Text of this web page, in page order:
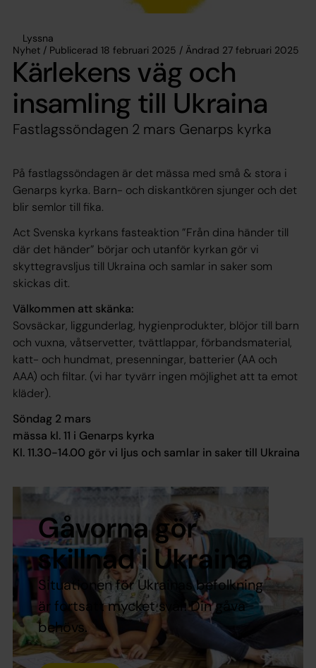
Lyssna
Nyhet / Publicerad 18 februari 2025 / Ändrad 27 februari 2025
Kärlekens väg och
insamling till Ukraina
Fastlagssöndagen 2 mars Genarps kyrka
På fastlagssöndagen är det mässa med små & stora i
Genarps kyrka. Barn- och diskantkören sjunger och det
blir semlor till fika.
Act Svenska kyrkans fasteaktion ”Från dina händer till
där det händer” börjar och utanför kyrkan gör vi
skyttegravsljus till Ukraina och samlar in saker som
skickas dit.
Välkommen att skänka:
Sovsäckar, liggunderlag, hygienprodukter, blöjor till barn
och vuxna, våtservetter, tvättlappar, förbandsmaterial,
katt- och hundmat, presenningar, batterier (AA och
AAA) och filtar. (vi har tyvärr ingen möjlighet att ta emot
kläder).
Söndag 2 mars
mässa kl. 11 i Genarps kyrka
Kl. 11.30-14.00 gör vi ljus och samlar in saker till Ukraina
Gåvorna gör
skillnad i Ukraina
Situationen för Ukrainas befolkning
är fortsatt mycket svår. Din gåva
behövs.